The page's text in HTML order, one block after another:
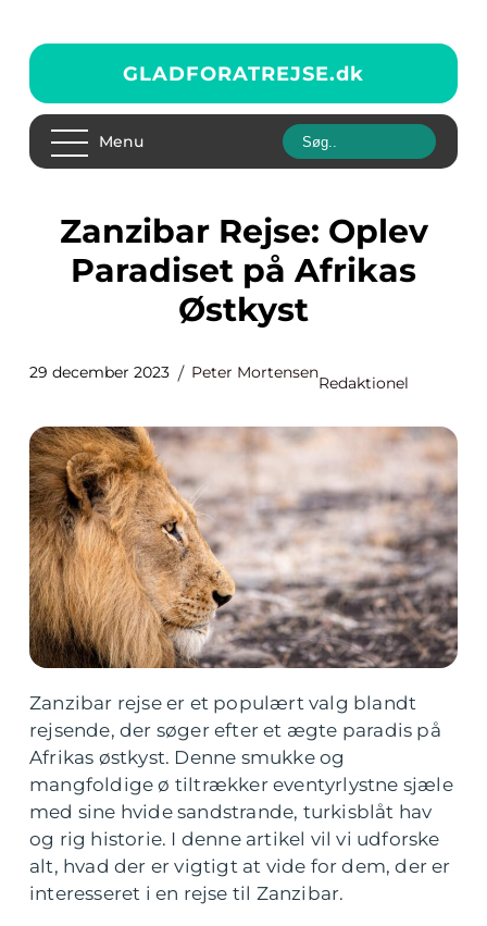
GLADFORATREJSE.dk
Menu
Zanzibar Rejse: Oplev
Paradiset på Afrikas
Østkyst
29 december 2023 Peter Mortensen
Redaktionel
Zanzibar rejse er et populært valg blandt
rejsende, der søger efter et ægte paradis på
Afrikas østkyst. Denne smukke og
mangfoldige ø tiltrækker eventyrlystne sjæle
med sine hvide sandstrande, turkisblåt hav
og rig historie. I denne artikel vil vi udforske
alt, hvad der er vigtigt at vide for dem, der er
interesseret i en rejse til Zanzibar.